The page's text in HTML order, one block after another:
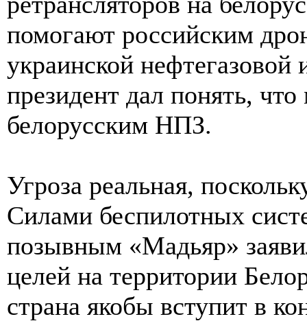
помогают российским
украинской
президент дал понять,
белорусским НПЗ.
Угроза реальная,
Силами беспилотных
позывным «Мадьяр»
целей на территории
страна якобы вступит в